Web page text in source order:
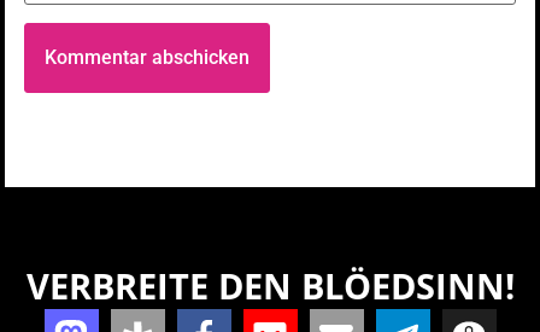
VERBREITE DEN BLÖEDSINN!